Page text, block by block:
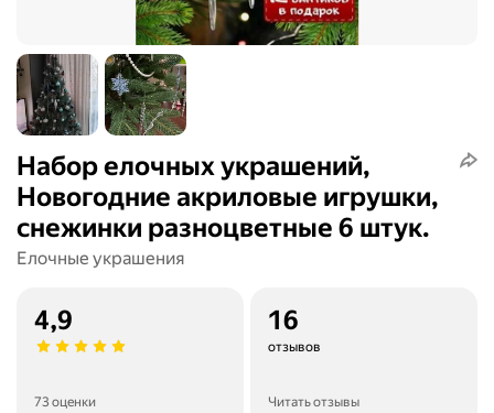
Набор елочных украшений,
Новогодние акриловые игрушки,
снежинки разноцветные 6 штук.
Елочные украшения
4,9
73 оценки
16
отзывов
Читать отзывы